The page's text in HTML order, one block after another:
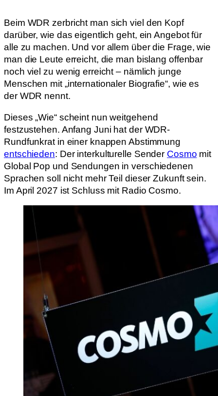
Beim WDR zerbricht man sich viel den Kopf
darüber, wie das eigentlich geht, ein Angebot für
alle zu machen. Und vor allem über die Frage, wie
man die Leute erreicht, die man bislang offenbar
noch viel zu wenig erreicht – nämlich junge
Menschen mit „internationaler Biografie“, wie es
der WDR nennt.
Dieses „Wie“ scheint nun weitgehend
festzustehen. Anfang Juni hat der WDR-
Rundfunkrat in einer knappen Abstimmung
entschieden: Der interkulturelle Sender Cosmo mit
Global Pop und Sendungen in verschiedenen
Sprachen soll nicht mehr Teil dieser Zukunft sein.
Im April 2027 ist Schluss mit Radio Cosmo.